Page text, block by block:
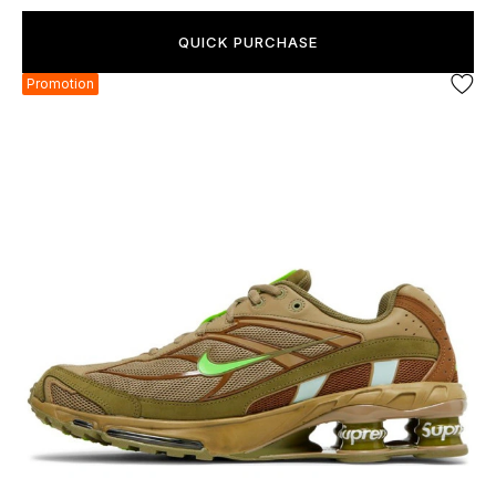
QUICK PURCHASE
Promotion